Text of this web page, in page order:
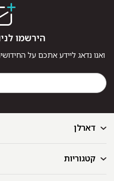
דארלן
דף הבית
קטגוריות
הירשמו
ואנו נדאג ליידע אתכם על